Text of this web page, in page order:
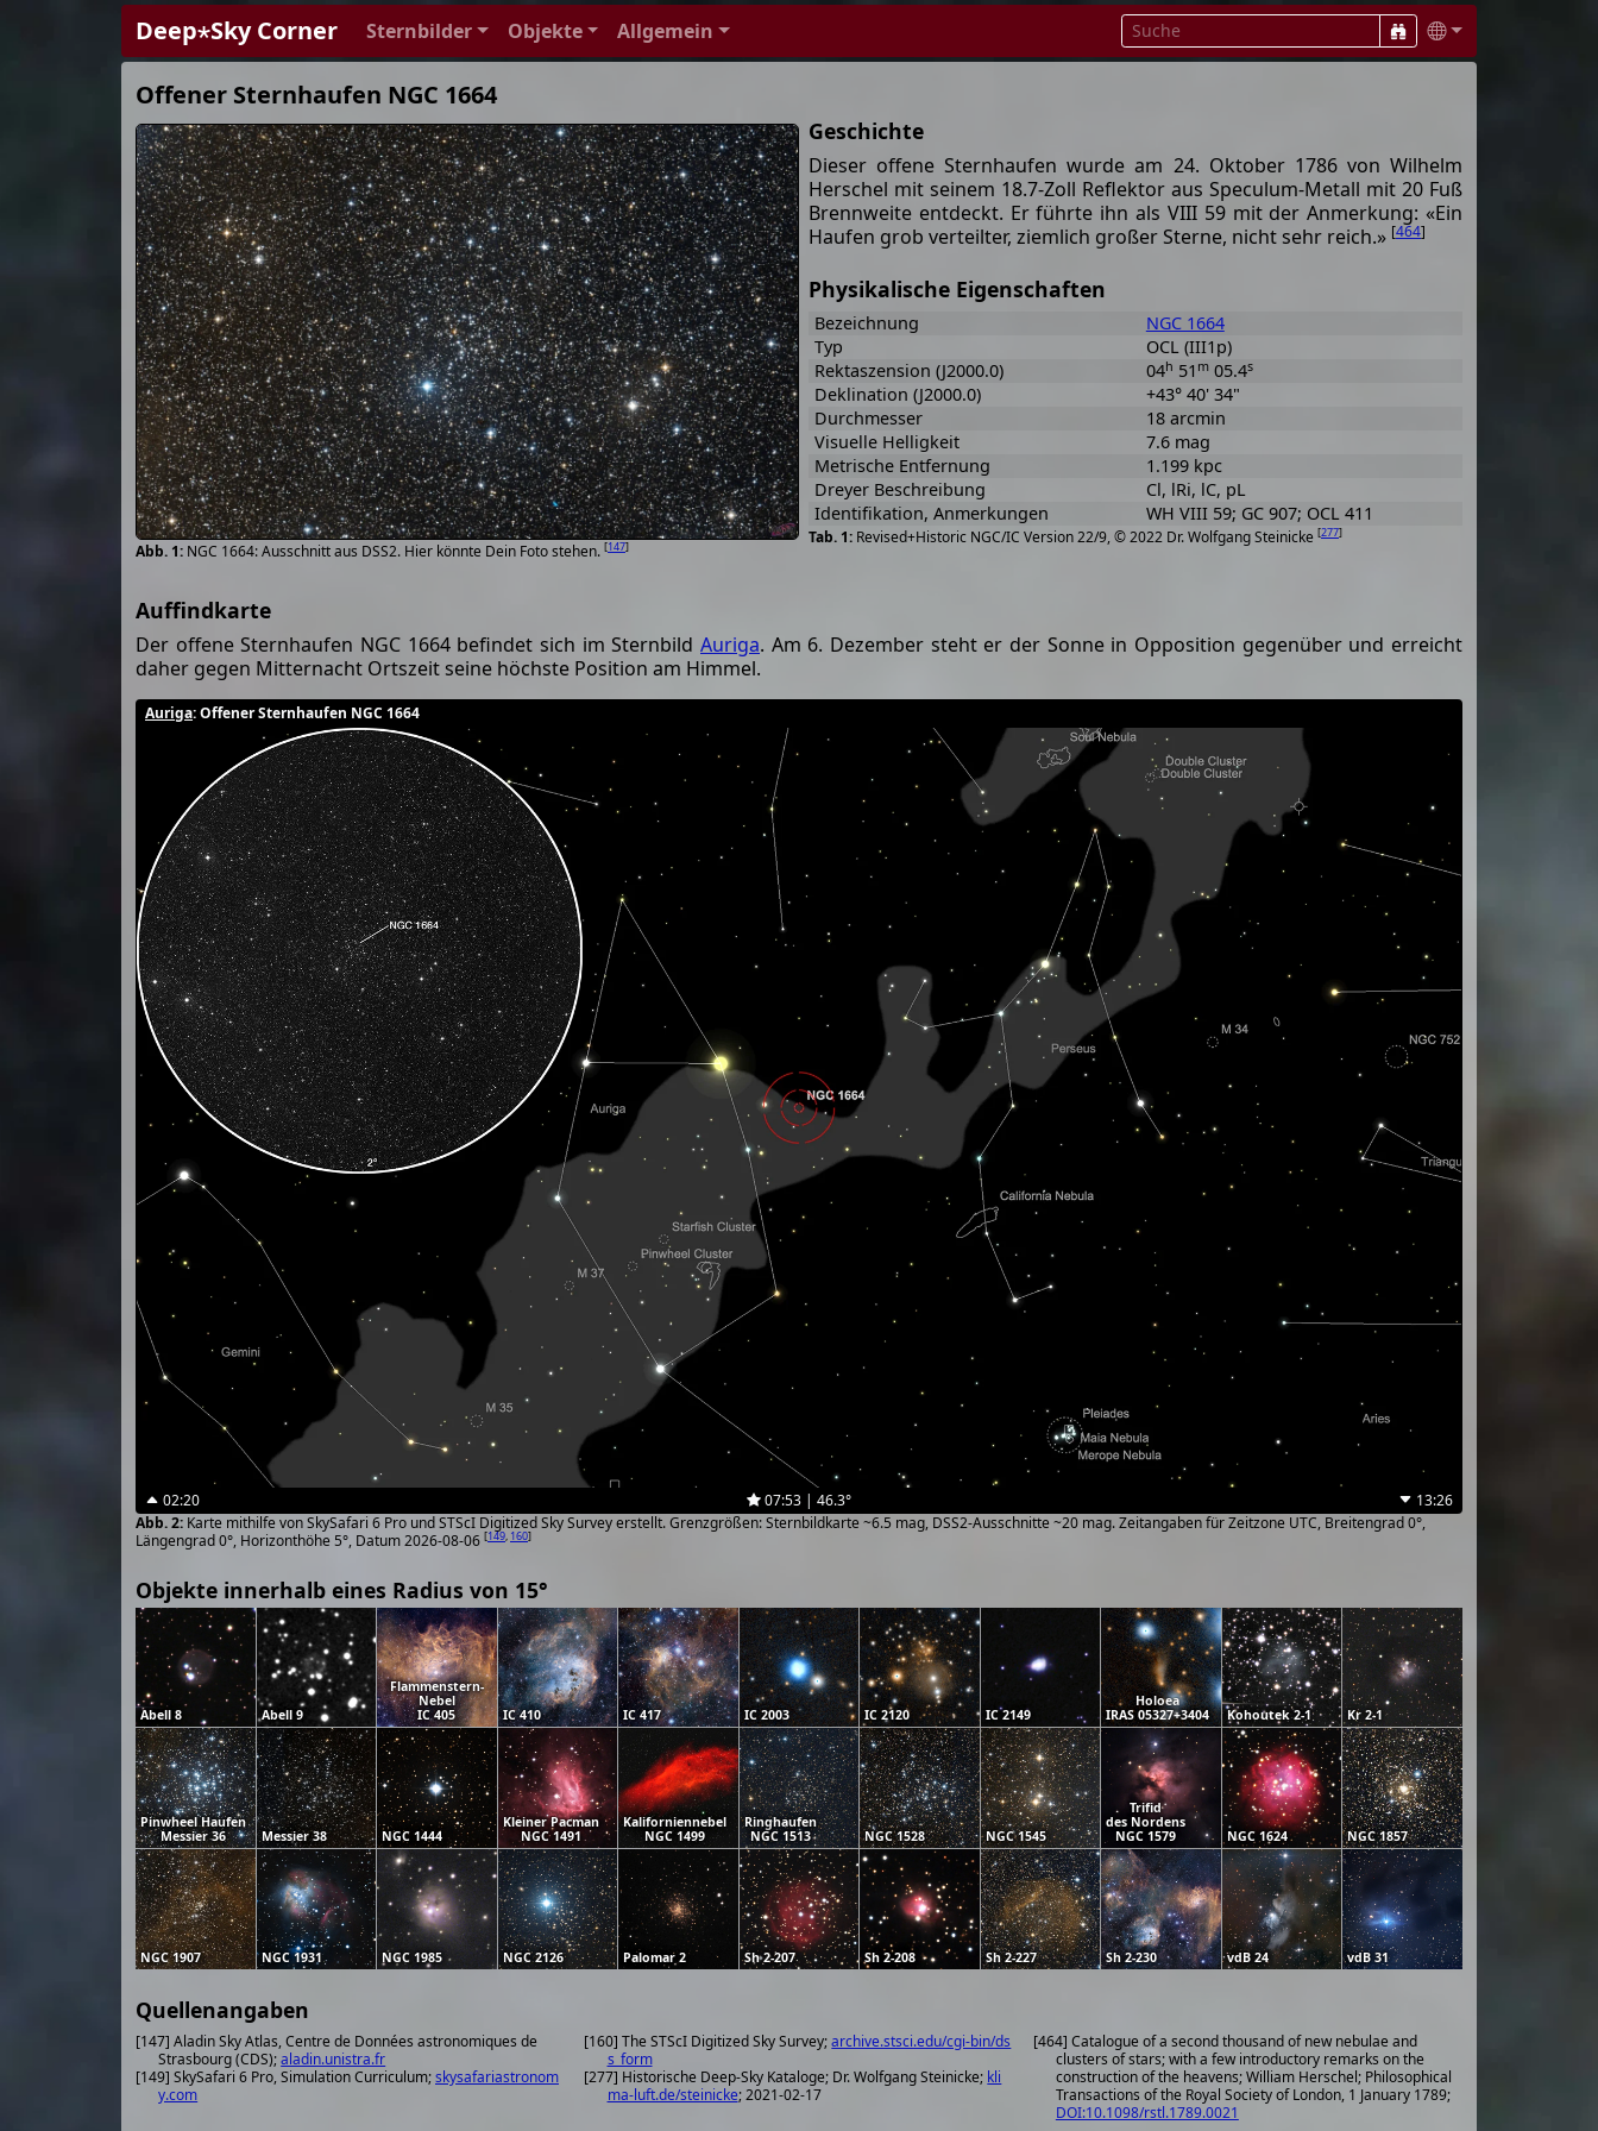
Deep⋆Sky Corner Sternbilder Objekte Allgemein
Offener Sternhaufen NGC 1664
NGC 1664: Ausschnitt aus DSS2. Hier könnte Dein Foto stehen. [147]
Geschichte
Dieser offene Sternhaufen wurde am 24. Oktober 1786 von Wilhelm
Herschel mit seinem 18.7-Zoll Reflektor aus Speculum-Metall mit 20 Fuß
Brennweite entdeckt. Er führte ihn als VIII 59 mit der Anmerkung: «Ein
Haufen grob verteilter, ziemlich großer Sterne, nicht sehr reich.» [464]
Physikalische Eigenschaften
Revised+Historic NGC/IC Version 22/9, © 2022 Dr. Wolfgang Steinicke [277]
Bezeichnung
NGC 1664
Typ
OCL (III1p)
Rektaszension (J2000.0)
04h 51 m05.4s
Deklination (J2000.0)
+43° 40' 34"
Durchmesser
18 arcmin
Visuelle Helligkeit
7.6 mag
Metrische Entfernung
1.199 kpc
Dreyer Beschreibung
Cl, lRi, lC, pL
Identifikation, Anmerkungen
WH VIII 59; GC 907; OCL 411
Auffindkarte
Der offene Sternhaufen NGC 1664 befindet sich im Sternbild Auriga. Am 6. Dezember steht er der Sonne in Opposition gegenüber und erreicht
daher gegen Mitternacht Ortszeit seine höchste Position am Himmel.
Auriga: Offener Sternhaufen NGC 1664
02:20 07:53 | 46.3°
13:26
Karte mithilfe von SkySafari 6 Pro und STScI Digitized Sky Survey erstellt. Grenzgrößen: Sternbildkarte ~6.5 mag, DSS2-Ausschnitte ~20 mag. Zeitangaben für Zeitzone UTC, Breitengrad 0°,
Längengrad 0°, Horizonthöhe 5°, Datum 2026-08-06 [149, 160]
Objekte innerhalb eines Radius von 15°
Abell 8 Abell 9
Flammenstern-
Nebel
IC 405
IC 410 IC 417 IC 2003 IC 2120 IC 2149
Holoea
IRAS 05327+3404
Kohoutek 2-1 Kr 2-1
Pinwheel Haufen
Messier 36
Messier 38 NGC 1444
Kleiner Pacman
NGC 1491
Kaliforniennebel
NGC 1499
Ringhaufen
NGC 1513
NGC 1528 NGC 1545
Trifid
des Nordens
NGC 1579
NGC 1624 NGC 1857
NGC 1907 NGC 1931 NGC 1985 NGC 2126 Palomar 2 Sh 2-207 Sh 2-208 Sh 2-227 Sh 2-230 vdB 24 vdB 31
Quellenangaben
[147] Aladin Sky Atlas, Centre de Données astronomiques de
Strasbourg (CDS);aladin.unistra.fr
[149] SkySafari 6 Pro, Simulation Curriculum;skysafariastronom
y.com
[160] The STScI Digitized Sky Survey;archive.stsci.edu/cgi-bin/ds
s_form
[277] Historische Deep-Sky Kataloge; Dr. Wolfgang Steinicke; kli
ma-luft.de/steinicke; 2021-02-17
[464] Catalogue of a second thousand of new nebulae and
clusters of stars; with a few introductory remarks on the
construction of the heavens; William Herschel; Philosophical
Transactions of the Royal Society of London, 1 January 1789;
DOI:10.1098/rstl.1789.0021